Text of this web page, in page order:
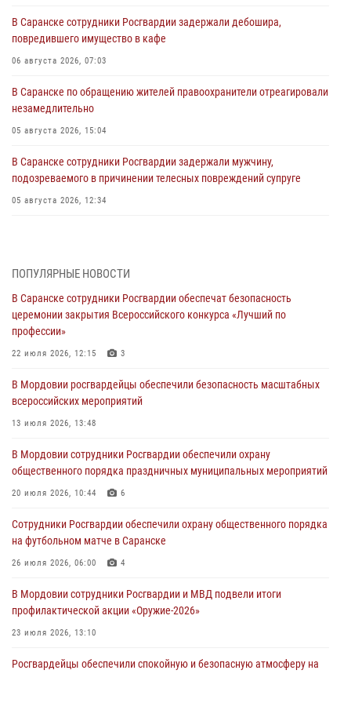
В Саранске сотрудники Росгвардии задержали дебошира,
повредившего имущество в кафе
06 августа 2026, 07:03
В Саранске по обращению жителей правоохранители отреагировали
незамедлительно
05 августа 2026, 15:04
В Саранске сотрудники Росгвардии задержали мужчину,
подозреваемого в причинении телесных повреждений супруге
05 августа 2026, 12:34
05 августа 2026, 09:04 4
Помощь из Мордовии защитникам Отечества: центр лицензионно-
разрешительной работы передал очередную партию вооружения в
зону СВО
04 августа 2026, 11:13
Сотрудники Росгвардии Мордовии стали призерами
республиканских соревнований по служебному шестиборью
04 августа 2026, 08:27
В Саранске росгвардейцы пресекли нарушение правопорядка:
«отдых» на лавочке закончился в отделе полиции
04 августа 2026, 07:06
В Саранске сотрудники Росгвардии задержали гражданина за
нанесение побоев
03 августа 2026, 08:58
ПОПУЛЯРНЫЕ НОВОСТИ
В Саранске сотрудники Росгвардии обеспечат безопасность
церемонии закрытия Всероссийского конкурса «Лучший по
профессии»
22 июля 2026, 12:15 3
В Мордовии росгвардейцы обеспечили безопасность масштабных
всероссийских мероприятий
13 июля 2026, 13:48
В Мордовии сотрудники Росгвардии обеспечили охрану
общественного порядка праздничных муниципальных мероприятий
20 июля 2026, 10:44 6
Сотрудники Росгвардии обеспечили охрану общественного порядка
на футбольном матче в Саранске
26 июля 2026, 06:00 4
В Мордовии сотрудники Росгвардии и МВД подвели итоги
профилактической акции «Оружие‑2026»
23 июля 2026, 13:10
Росгвардейцы обеспечили спокойную и безопасную атмосферу на